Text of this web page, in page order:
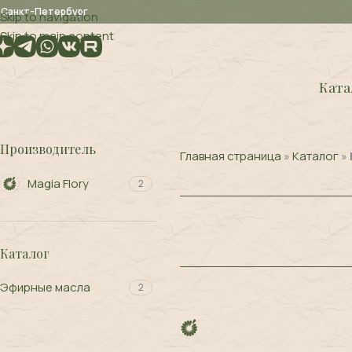
Skip to navigation
Skip to main content
Санкт-Петербург
Производитель
Magia Flory 2
Каталог
Эфирные масла 2
Главная страница »Каталог»